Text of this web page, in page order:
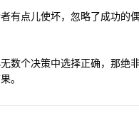
有点儿使坏，忽略了成功的
数个决策中选择正确，那绝
。